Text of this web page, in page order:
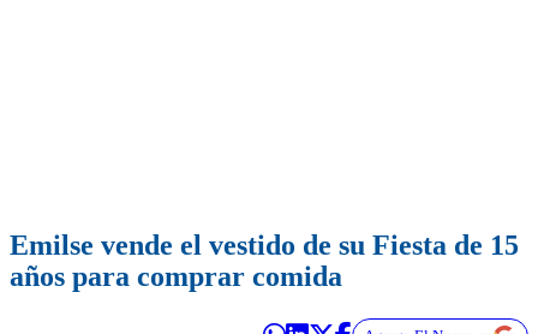
Emilse vende el vestido de su Fiesta de 15
años para comprar comida